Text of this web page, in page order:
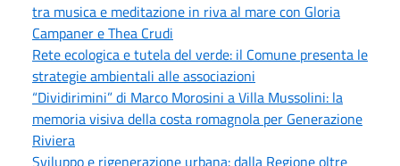
tra musica e meditazione in riva al mare con Gloria
Campaner e Thea Crudi
Rete ecologica e tutela del verde: il Comune presenta le
strategie ambientali alle associazioni
“Dividirimini” di Marco Morosini a Villa Mussolini: la
memoria visiva della costa romagnola per Generazione
Riviera
Sviluppo e rigenerazione urbana: dalla Regione oltre